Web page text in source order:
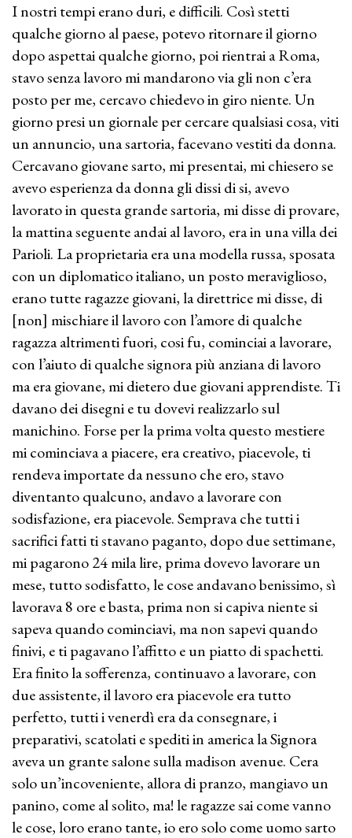
I nostri tempi erano duri, e difficili. Così stetti
qualche giorno al paese, potevo ritornare il giorno
dopo aspettai qualche giorno, poi rientrai a Roma,
stavo senza lavoro mi mandarono via gli non c’era
posto per me, cercavo chiedevo in giro niente. Un
giorno presi un giornale per cercare qualsiasi cosa, viti
un annuncio, una sartoria, facevano vestiti da donna.
Cercavano giovane sarto, mi presentai, mi chiesero se
avevo esperienza da donna gli dissi di si, avevo
lavorato in questa grande sartoria, mi disse di provare,
la mattina seguente andai al lavoro, era in una villa dei
Parioli. La proprietaria era una modella russa, sposata
con un diplomatico italiano, un posto meraviglioso,
erano tutte ragazze giovani, la direttrice mi disse, di
[non] mischiare il lavoro con l’amore di qualche
ragazza altrimenti fuori, cosi fu, cominciai a lavorare,
con l’aiuto di qualche signora più anziana di lavoro
ma era giovane, mi dietero due giovani apprendiste. Ti
davano dei disegni e tu dovevi realizzarlo sul
manichino. Forse per la prima volta questo mestiere
mi cominciava a piacere, era creativo, piacevole, ti
rendeva importate da nessuno che ero, stavo
diventanto qualcuno, andavo a lavorare con
sodisfazione, era piacevole. Semprava che tutti i
sacrifici fatti ti stavano paganto, dopo due settimane,
mi pagarono 24 mila lire, prima dovevo lavorare un
mese, tutto sodisfatto, le cose andavano benissimo, sì
lavorava 8 ore e basta, prima non si capiva niente si
sapeva quando cominciavi, ma non sapevi quando
finivi, e ti pagavano l’affitto e un piatto di spachetti.
Era finito la sofferenza, continuavo a lavorare, con
due assistente, il lavoro era piacevole era tutto
perfetto, tutti i venerdì era da consegnare, i
preparativi, scatolati e spediti in america la Signora
aveva un grante salone sulla madison avenue. Cera
solo un’incoveniente, allora di pranzo, mangiavo un
panino, come al solito, ma! le ragazze sai come vanno
le cose, loro erano tante, io ero solo come uomo sarto